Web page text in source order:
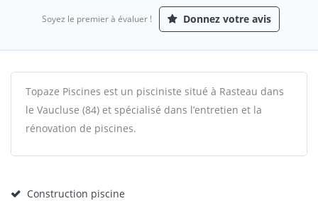
Soyez le premier à évaluer ! Donnez votre avis
Topaze Piscines est un pisciniste situé à Rasteau dans
le Vaucluse (84) et spécialisé dans l’entretien et la
rénovation de piscines.
Construction piscine